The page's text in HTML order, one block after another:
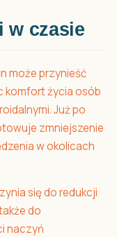
w czasie
może przynieść
komfort życia osób
Już po
zmniejszenie
w okolicach
się do redukcji
do
naczyń